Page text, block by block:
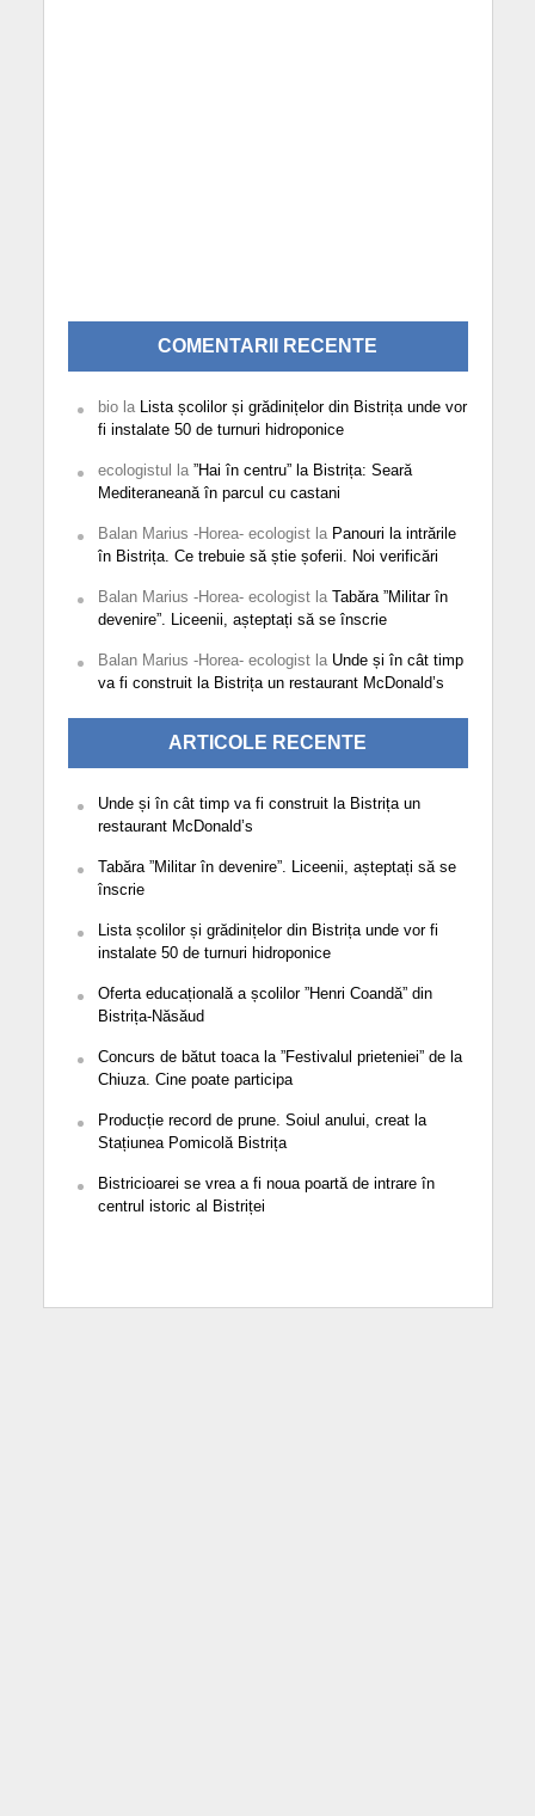
COMENTARII RECENTE
biola Lista școlilor și grădinițelor din Bistrița unde vor
fi instalate 50 de turnuri hidroponice
ecologistul la ”Hai în centru” la Bistrița: Seară
Mediteraneană în parcul cu castani
Balan Marius -Horea- ecologistla Panouri la intrările
în Bistrița. Ce trebuie să știe șoferii. Noi verificări
Balan Marius -Horea- ecologistla Tabăra ”Militar în
devenire”. Liceenii, așteptați să se înscrie
Balan Marius -Horea- ecologistla Unde și în cât timp
va fi construit la Bistrița un restaurant McDonald’s
ARTICOLE RECENTE
Unde și în cât timp va fi construit la Bistrița un
restaurant McDonald’s
Tabăra ”Militar în devenire”. Liceenii, așteptați să se
înscrie
Lista școlilor și grădinițelor din Bistrița unde vor fi
instalate 50 de turnuri hidroponice
Oferta educațională a școlilor ”Henri Coandă” din
Bistrița-Năsăud
Concurs de bătut toaca la ”Festivalul prieteniei” de la
Chiuza. Cine poate participa
Producție record de prune. Soiul anului, creat la
Stațiunea Pomicolă Bistrița
Bistricioarei se vrea a fi noua poartă de intrare în
centrul istoric al Bistriței